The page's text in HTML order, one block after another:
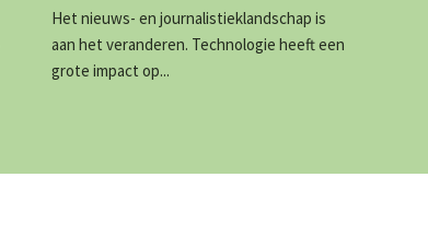
Het nieuws- en journalistieklandschap is
aan het veranderen. Technologie heeft een
grote impact op...